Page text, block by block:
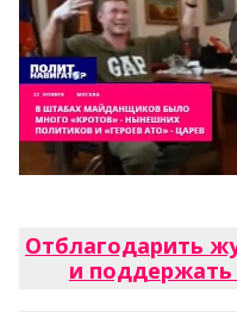
Отблагодарить
и